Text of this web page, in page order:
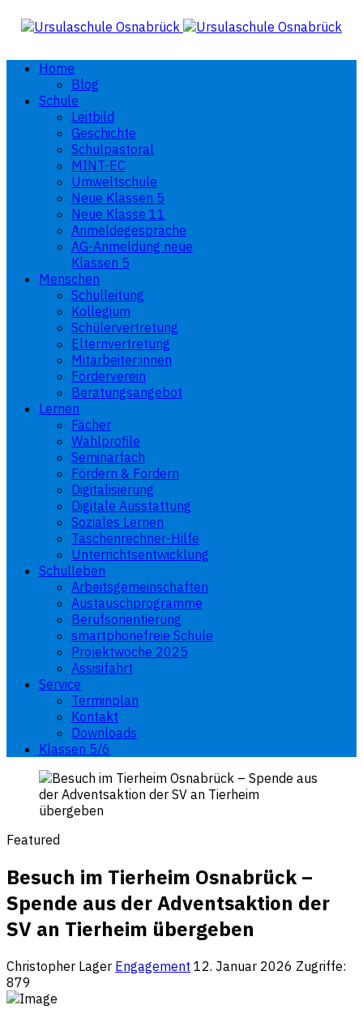
Home
Blog
Schule
Leitbild
Geschichte
Schulpastoral
MINT-EC
Umweltschule
Neue Klassen 5
Neue Klasse 11
Anmeldegespräche
AG-Anmeldung neue
Klassen 5
Menschen
Schulleitung
Kollegium
Schülervertretung
Elternvertretung
Mitarbeiter:innen
Förderverein
Beratungsangebot
Lernen
Fächer
Wahlprofile
Seminarfach
Fördern & Fordern
Digitalisierung
Digitale Ausstattung
Soziales Lernen
Taschenrechner-Hilfe
Unterrichtsentwicklung
Schulleben
Arbeitsgemeinschaften
Austauschprogramme
Berufsorientierung
smartphonefreie Schule
Projektwoche 2025
Assisifahrt
Service
Terminplan
Kontakt
Downloads
Klassen 5/6
Featured
Besuch im Tierheim Osnabrück –
Spende aus der Adventsaktion der
SV an Tierheim übergeben
Christopher Lager Engagement 12. Januar 2026 Zugriffe:
879